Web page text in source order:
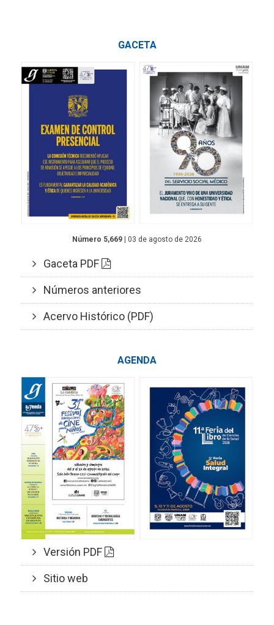
GACETA
Número 5,669 | 03 de agosto de 2026
Gaceta PDF
Números anteriores
Acervo Histórico (PDF)
AGENDA
Versión PDF
Sitio web